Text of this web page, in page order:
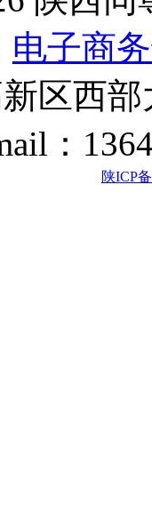
电子商
区西
：
陕ICP